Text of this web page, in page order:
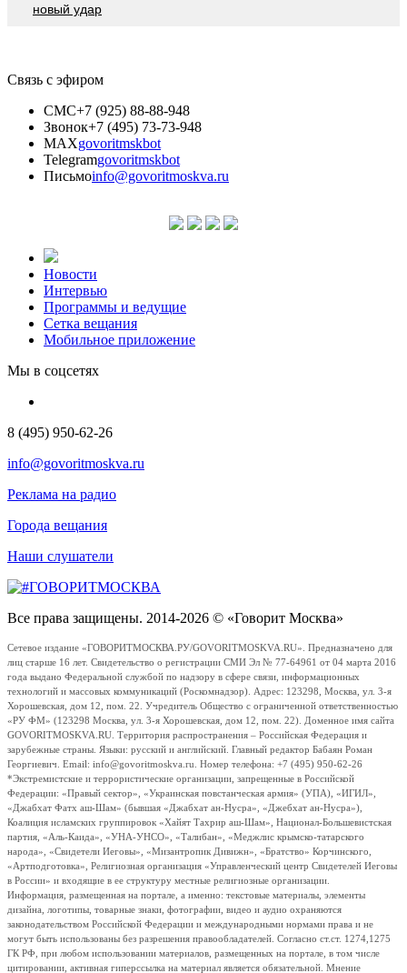
новый удар
Связь с эфиром
СМС+7 (925) 88-88-948
Звонок+7 (495) 73-73-948
MAXgovoritmskbot
Telegramgovoritmskbot
Письмоinfo@govoritmoskva.ru
Новости
Интервью
Программы и ведущие
Сетка вещания
Мобильное приложение
Мы в соцсетях
8 (495) 950-62-26
info@govoritmoskva.ru
Реклама на радио
Города вещания
Наши слушатели
Все права защищены. 2014-2026 © «Говорит Москва»
Сетевое издание «ГОВОРИТМОСКВА.РУ/GOVORITMOSKVA.RU». Предназначено для
лиц старше 16 лет. Свидетельство о регистрации СМИ Эл № 77-64961 от 04 марта 2016
года выдано Федеральной службой по надзору в сфере связи, информационных
технологий и массовых коммуникаций (Роскомнадзор). Адрес: 123298, Москва, ул. 3-я
Хорошевская, дом 12, пом. 22. Учредитель Общество с ограниченной ответственностью
«РУ ФМ» (123298 Москва, ул. 3-я Хорошевская, дом 12, пом. 22). Доменное имя сайта
GOVORITMOSKVA.RU. Территория распространения – Российская Федерация и
зарубежные страны. Языки: русский и английский. Главный редактор Бабаян Роман
Георгиевич. Email: info@govoritmoskva.ru. Номер телефона: +7 (495) 950-62-26
*Экстремистские и террористические организации, запрещенные в Российской
Федерации: «Правый сектор», «Украинская повстанческая армия» (УПА), «ИГИЛ»,
«Джабхат Фатх аш-Шам» (бывшая «Джабхат ан-Нусра», «Джебхат ан-Нусра»),
Коалиция исламских группировок «Хайят Тахрир аш-Шам», Национал-Большевистская
партия, «Аль-Каида», «УНА-УНСО», «Талибан», «Меджлис крымско-татарского
народа», «Свидетели Иеговы», «Мизантропик Дивижн», «Братство» Корчинского,
«Артподготовка», Религиозная организация «Управленческий центр Свидетелей Иеговы
в России» и входящие в ее структуру местные религиозные организации.
Информация, размещенная на портале, а именно: текстовые материалы, элементы
дизайна, логотипы, товарные знаки, фотографии, видео и аудио охраняются
законодательством Российской Федерации и международными нормами права и не
могут быть использованы без разрешения правообладателей. Согласно ст.ст. 1274,1275
ГК РФ, при любом использовании материалов, размещенных на портале, в том числе
цитировании, активная гиперссылка на материал является обязательной. Мнение